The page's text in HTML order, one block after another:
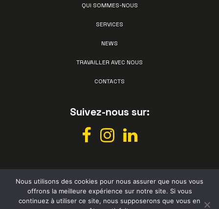
QUI SOMMES-NOUS
SERVICES
NEWS
TRAVAILLER AVEC NOUS
CONTACTS
Suivez-nous sur:
All rights reserved © Vismec 2026 –Privacy policy– Powered by
Nous utilisons des cookies pour nous assurer que nous vous
offrons la meilleure expérience sur notre site. Si vous
continuez à utiliser ce site, nous supposerons que vous en